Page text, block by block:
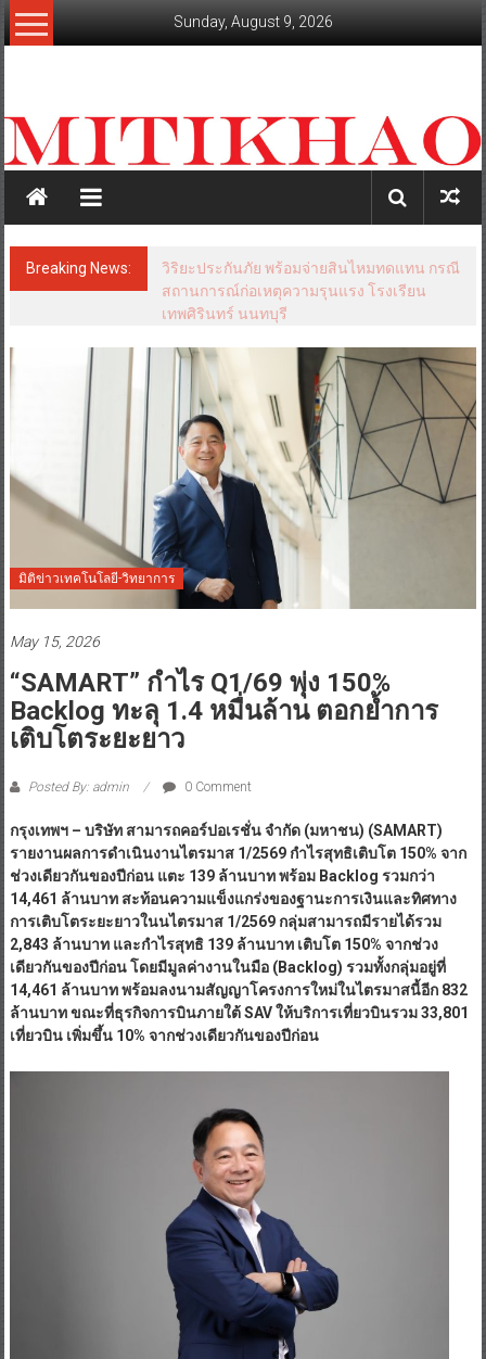
Skip
to
Sunday, August 9, 2026
สะท้อน
ลึก
เหลี่ยม
มุม
เศรษฐกิจ-
การเมือง-
Breaking News:
วิริยะประกันภัย พร้อมจ่ายสินไหมทดแทน กรณี
สถานการณ์ก่อเหตุความรุนแรง โรงเรียน
เทพศิรินทร์ นนทบุรี
มิติข่าวเทคโนโลยี-วิทยาการ
May 15, 2026
“SAMART” กำไร Q1/69 พุ่ง 150%
Backlog ทะลุ 1.4 หมื่นล้าน ตอกย้ำการ
เติบโตระยะยาว
Posted By: admin 0 Comment
กรุงเทพฯ – บริษัท สามารถคอร์ปอเรชั่น จำกัด (มหาชน) (SAMART)
รายงานผลการดำเนินงานไตรมาส 1/2569 กำไรสุทธิเติบโต 150% จาก
ช่วงเดียวกันของปีก่อน แตะ 139 ล้านบาท พร้อม Backlog รวมกว่า
14,461 ล้านบาท สะท้อนความแข็งแกร่งของฐานะการเงินและทิศทาง
การเติบโตระยะยาวในนไตรมาส 1/2569 กลุ่มสามารถมีรายได้รวม
2,843 ล้านบาท และกำไรสุทธิ 139 ล้านบาท เติบโต 150% จากช่วง
เดียวกันของปีก่อน โดยมีมูลค่างานในมือ (Backlog) รวมทั้งกลุ่มอยู่ที่
14,461 ล้านบาท พร้อมลงนามสัญญาโครงการใหม่ในไตรมาสนี้อีก 832
ล้านบาท ขณะที่ธุรกิจการบินภายใต้ SAV ให้บริการเที่ยวบินรวม 33,801
เที่ยวบิน เพิ่มขึ้น 10% จากช่วงเดียวกันของปีก่อน